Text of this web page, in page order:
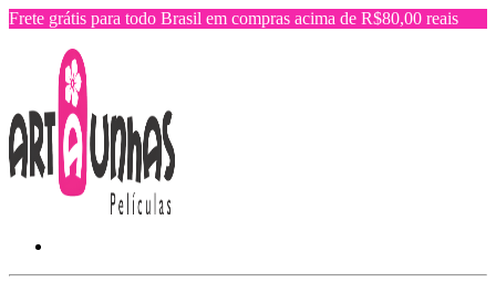
Frete grátis para todo Brasil em compras acima de R$80,00 reais